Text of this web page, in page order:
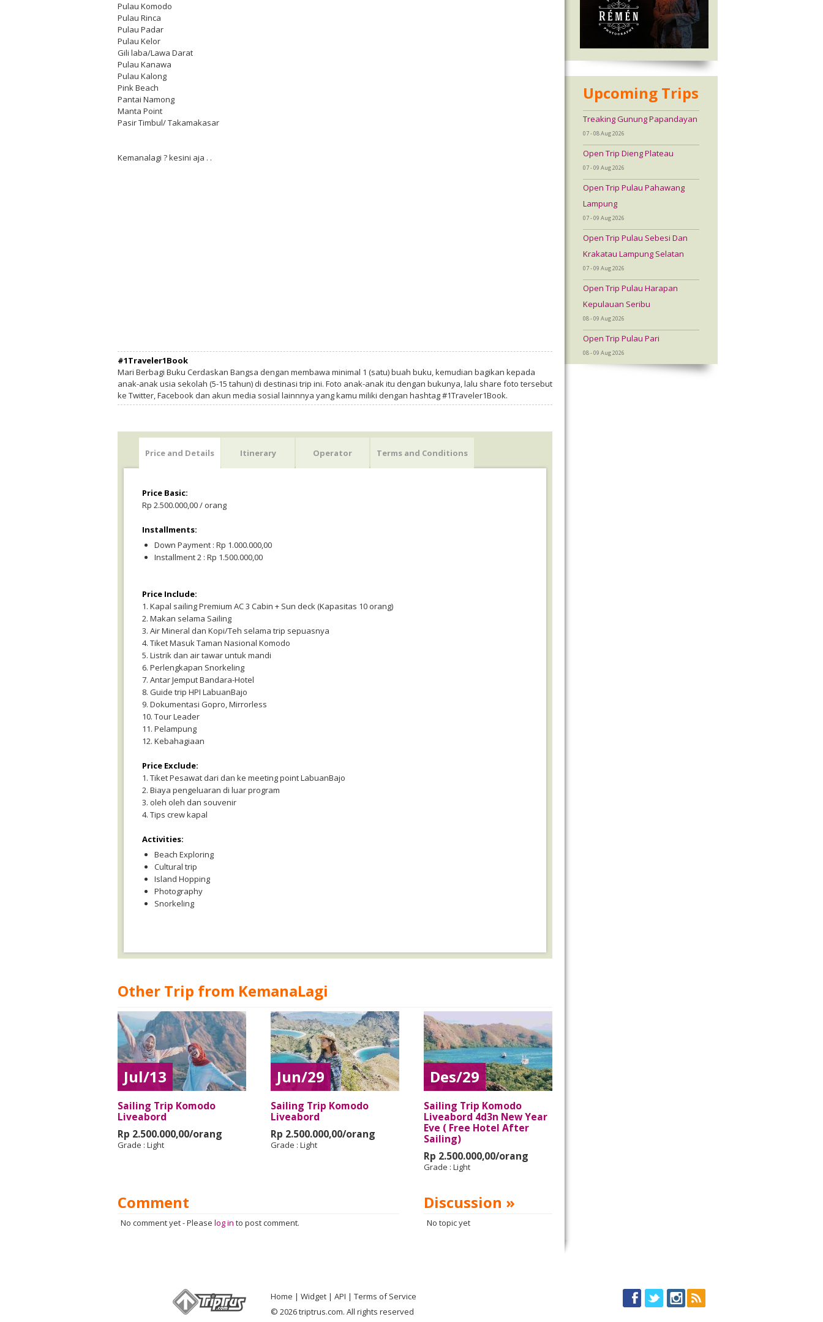
Pulau Komodo
Pulau Rinca
Pulau Padar
Pulau Kelor
Gili laba/Lawa Darat
Pulau Kanawa
Pulau Kalong
Pink Beach
Pantai Namong
Manta Point
Pasir Timbul/ Takamakasar
Kemanalagi ? kesini aja . .
#1Traveler1Book
Mari Berbagi Buku Cerdaskan Bangsa dengan membawa minimal 1 (satu) buah buku, kemudian bagikan kepada
anak-anak usia sekolah (5-15 tahun) di destinasi trip ini. Foto anak-anak itu dengan bukunya, lalu share foto tersebut
ke Twitter, Facebook dan akun media sosial lainnnya yang kamu miliki dengan hashtag #1Traveler1Book.
Price and Details Itinerary Operator Terms and Conditions
Price Basic:
Rp 2.500.000,00 / orang
Installments:
Down Payment : Rp 1.000.000,00
Installment 2 : Rp 1.500.000,00
Price Include:
1. Kapal sailing Premium AC 3 Cabin + Sun deck (Kapasitas 10 orang)
2. Makan selama Sailing
3. Air Mineral dan Kopi/Teh selama trip sepuasnya
4. Tiket Masuk Taman Nasional Komodo
5. Listrik dan air tawar untuk mandi
6. Perlengkapan Snorkeling
7. Antar Jemput Bandara-Hotel
8. Guide trip HPI LabuanBajo
9. Dokumentasi Gopro, Mirrorless
10. Tour Leader
11. Pelampung
12. Kebahagiaan
Price Exclude:
1. Tiket Pesawat dari dan ke meeting point LabuanBajo
2. Biaya pengeluaran di luar program
3. oleh oleh dan souvenir
4. Tips crew kapal
Activities:
Beach Exploring
Cultural trip
Island Hopping
Photography
Snorkeling
Other Trip from KemanaLagi
Jul/13
Sailing Trip Komodo
Liveabord
Rp 2.500.000,00/orang
Grade : Light
Jun/29
Sailing Trip Komodo
Liveabord
Rp 2.500.000,00/orang
Grade : Light
Des/29
Sailing Trip Komodo
Liveabord 4d3n New Year
Eve ( Free Hotel After
Sailing)
Rp 2.500.000,00/orang
Grade : Light
Comment
No comment yet-Please log in to post comment.
Discussion »
No topic yet
Upcoming Trips
Treaking Gunung Papandayan
07 - 08 Aug 2026
Open Trip Dieng Plateau
07 - 09 Aug 2026
Open Trip Pulau Pahawang
Lampung
07 - 09 Aug 2026
Open Trip Pulau Sebesi Dan
Krakatau Lampung Selatan
07 - 09 Aug 2026
Open Trip Pulau Harapan
Kepulauan Seribu
08 - 09 Aug 2026
Open Trip Pulau Pari
08 - 09 Aug 2026
Home Widget API
Terms of Service
© 2026 triptrus.com. All rights reserved